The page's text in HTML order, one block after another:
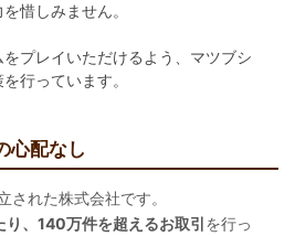
惜しみません。
プレイいただけるよう、マツブシ
行っています。
心配なし
れた株式会社です。
り、140万件を超えるお取引を行っ